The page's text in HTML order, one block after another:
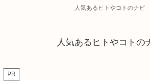
人気あるヒトやコトのナビ
人気あるヒトやコトの
PR